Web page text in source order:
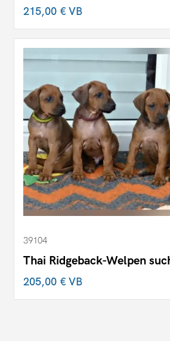
215,00 €VB
39104
Thai Ridgeback-Welpen
205,00 €VB